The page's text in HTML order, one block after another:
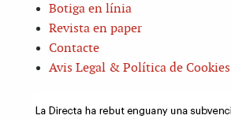
Botiga en línia
Revista en paper
Contacte
Avis Legal & Política de Cookies